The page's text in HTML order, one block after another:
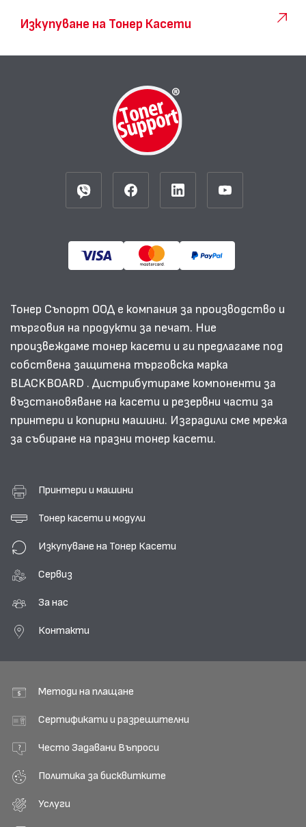
Изкупуване на Тонер Касети
Тонер Съпорт ООД е компания за производство и
търговия на продукти за печат. Ние
произвеждаме тонер касети и ги предлагаме под
собствена защитена търговска марка
BLACKBOARD . Дистрибутираме компоненти за
възстановяване на касети и резервни части за
принтери и копирни машини. Изградили сме мрежа
за събиране на празни тонер касети.
Принтери и машини
Тонер касети и модули
Изкупуване на Тонер Касети
Сервиз
За нас
Контакти
Методи на плащане
Сертификати и разрешителни
Често Задавани Въпроси
Политика за бисквитките
Услуги